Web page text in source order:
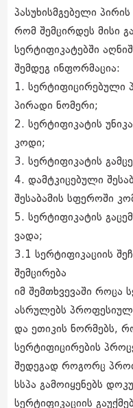
პასუხისმგებელი
რომ შემცირდეს მისი
სერტიფიკატებში
შემდეგ ინფორმაცია:
1. სერტიფიცირებული
პირადი ნომერი;
2. სერტიფიკატის
კოდი;
3. სერტიფიკატის
4. დამტკიცებული
შესაბამის სფეროში
5. სერტიფიკატის
ვადა;
3.1 სერტიფიკაციის
შემცირება
იმ შემთხვევაში როცა
ასრულებს
და ეთიკის ნორმებს,
სერტიფიცირების
შედეგად როგორც
სსპა გამოიყენებს
სერტიფიკაციის